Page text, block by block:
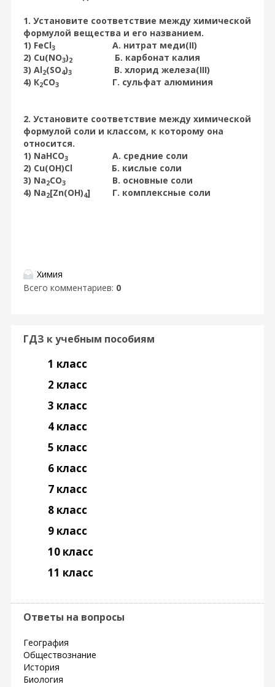
1. Установите соответствие между химической
формулой вещества и его названием.
1) FeCl3 A. нитрат меди(II)
2) Cu(NO3)2 Б. карбонат калия
3) Al2(SO4)3 B. хлорид железа(III)
4) К2CO3 Г. сульфат алюминия
2. Установите соответствие между химической
формулой соли и классом, к которому она
относится.
1) NaHCO3
А. средние соли
2) Cu(OH)Cl Б. кислые соли
3) Na2CO3
В. основные соли
4) Na2[Zn(OH)4] Г. комплексные соли
Химия
Всего комментариев: 0
ГДЗ к учебным пособиям
1 класс
2 класс
3 класс
4 класс
5 класс
6 класс
7 класс
8 класс
9 класс
10 класс
11 класс
Ответы на вопросы
География
Обществознание
История
Биология